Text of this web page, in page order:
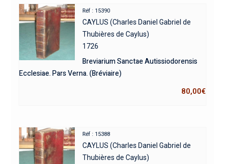
Réf : 15390
CAYLUS (Charles Daniel Gabriel de
Thubières de Caylus)
1726
Breviarium Sanctae Autissiodorensis
Ecclesiae. Pars Verna. (Bréviaire)
80,00€
Réf : 15388
CAYLUS (Charles Daniel Gabriel de
Thubières de Caylus)